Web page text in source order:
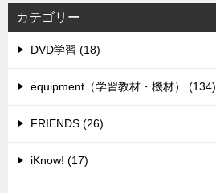
カテゴリー
DVD学習 (18)
equipment（学習教材・機材） (134)
FRIENDS (26)
iKnow! (17)